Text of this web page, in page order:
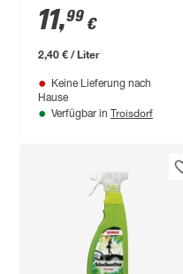
11,99 €
2,40 € / Liter
Keine Lieferung nach
Hause
Verfügbar in Troisdorf